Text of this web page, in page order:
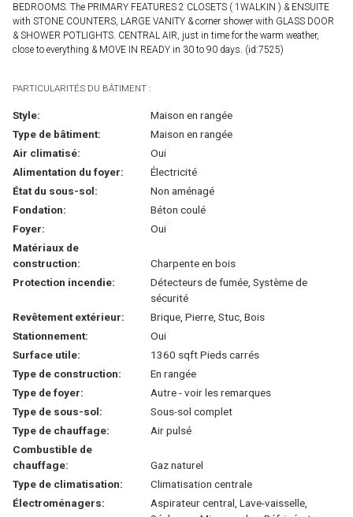
BEDROOMS. The PRIMARY FEATURES 2 CLOSETS ( 1WALKIN ) & ENSUITE
with STONE COUNTERS, LARGE VANITY & corner shower with GLASS DOOR
& SHOWER POTLIGHTS. CENTRAL AIR, just in time for the warm weather,
close to everything & MOVE IN READY in 30 to 90 days. (id:7525)
PARTICULARITÉS DU BÂTIMENT :
Style:
Maison en rangée
Type de bâtiment:
Maison en rangée
Air climatisé:
Oui
Alimentation du foyer:
Électricité
État du sous-sol:
Non aménagé
Fondation:
Béton coulé
Foyer:
Oui
Matériaux de
construction:
Charpente en bois
Protection incendie:
Détecteurs de fumée, Système de
sécurité
Revêtement extérieur:
Brique, Pierre, Stuc, Bois
Stationnement:
Oui
Surface utile:
1360 sqft Pieds carrés
Type de construction:
En rangée
Type de foyer:
Autre - voir les remarques
Type de sous-sol:
Sous-sol complet
Type de chauffage:
Air pulsé
Combustible de
chauffage:
Gaz naturel
Type de climatisation:
Climatisation centrale
Électroménagers:
Aspirateur central, Lave-vaisselle,